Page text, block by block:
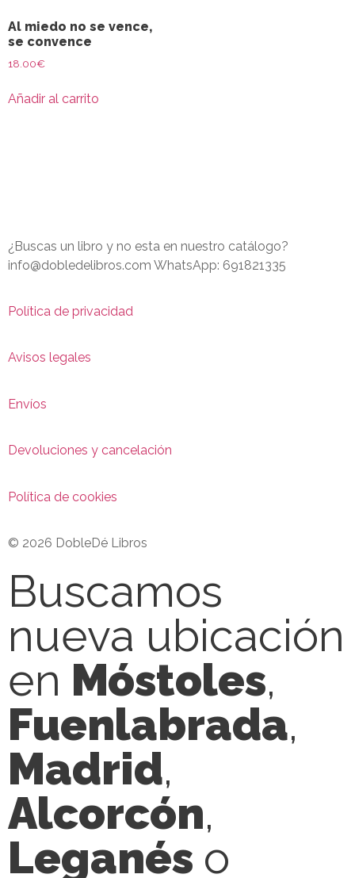
Al miedo no se vence,
se convence
18.00€
Añadir al carrito
¿Buscas un libro y no esta en nuestro catálogo?
info@dobledelibros.com WhatsApp: 691821335
Política de privacidad
Avisos legales
Envíos
Devoluciones y cancelación
Política de cookies
© 2026 DobleDé Libros
Buscamos
nueva ubicación
en Móstoles,
Fuenlabrada,
Madrid,
Alcorcón,
Leganés o